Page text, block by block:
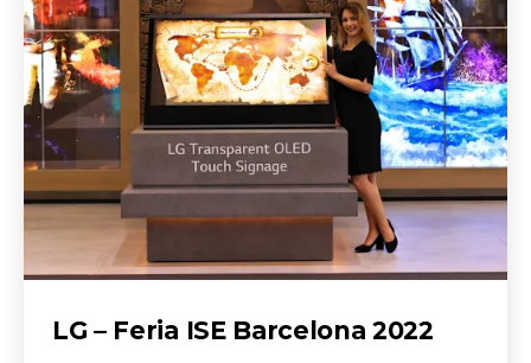
LG – Feria ISE Barcelona 2022